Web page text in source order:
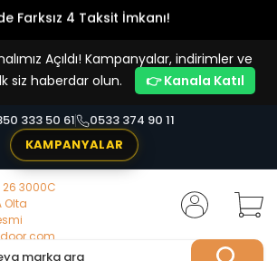
Farksız 4 Taksit İmkanı!
Açıldı! Kampanyalar, indirimler ve
siz haberdar olun.
👉 Kanala Katıl
333 50 61
0533 374 90 11
KAMPANYALAR